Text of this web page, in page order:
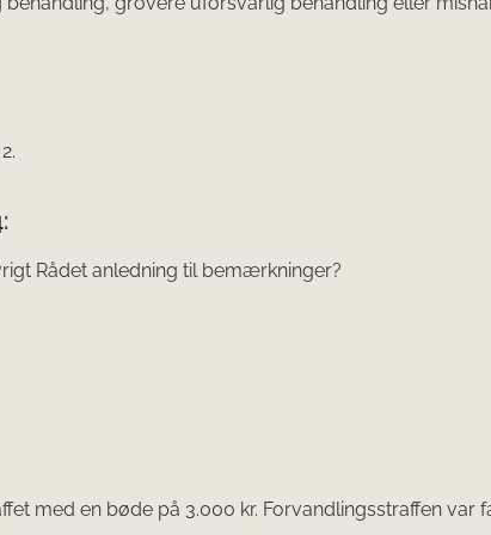
Rådet anledning til bemærkninger?
med en bøde på 3.000 kr. Forvandlingsstraffen var